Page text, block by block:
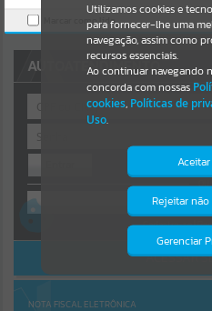
Por favor,
NOTÍCIAS
Por favor,
Por favor,
AUTOATENDIMENTO
OU
Cadastre-se|
ACESSAR
NOTA FISCAL ELETRÔNICA
Utilizamos cookies e
para fornecer-lhe uma
navegação, assim como
recursos essenciais.
Ao continuar navegando
concorda com nossas
cookies, Políticas de
Uso.
Rejeitar não
Gerenciar
Isto significa que
providenciados
Marcar como lido.